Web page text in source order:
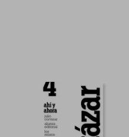
30%
dcto.
$ 69.000
$ 48.300